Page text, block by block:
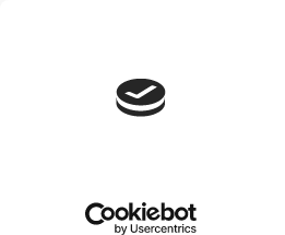
Cărți după tipologie
Cărți Dezvoltare Personală
Cărți Familie & Cuplu